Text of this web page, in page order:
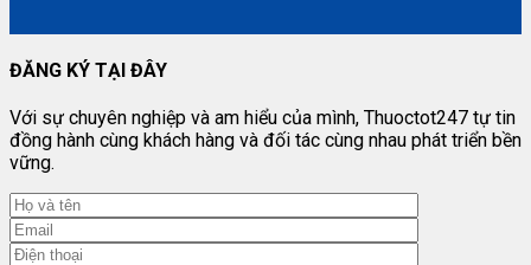
ĐĂNG KÝ TẠI ĐÂY
Với sự chuyên nghiệp và am hiểu của mình, Thuoctot247 tự tin
đồng hành cùng khách hàng và đối tác cùng nhau phát triển bền
vững.